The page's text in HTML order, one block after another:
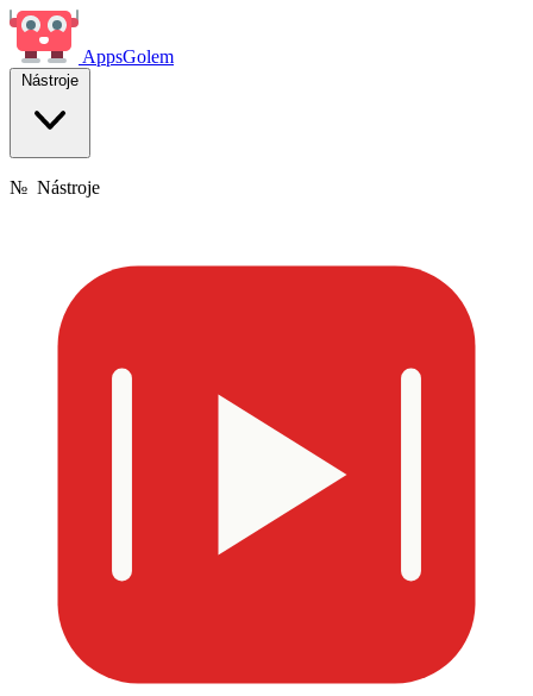
AppsGolem
Nástroje
№ Nástroje